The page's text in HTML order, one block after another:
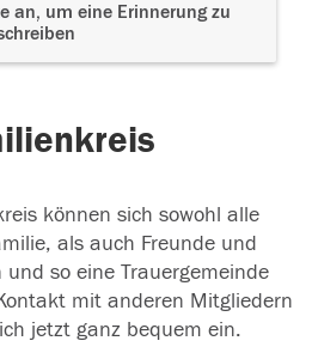
an, um eine Erinnerung zu
können sich sowohl alle
als auch Freunde und
so eine Trauergemeinde
mit anderen Mitgliedern
jetzt ganz bequem ein.